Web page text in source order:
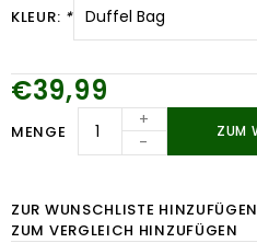
KLEUR: *
€39,99
MENGE
+
-
ZUM
ZUR WUNSCHLISTE HINZUFÜGEN
ZUM VERGLEICH HINZUFÜGEN